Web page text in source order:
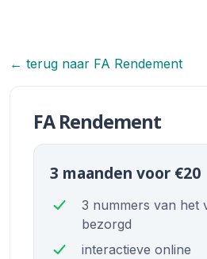
← terug naar FA Rendement
FA Rendement
3 maanden voor €20
3 nummers van het
bezorgd
interactieve online